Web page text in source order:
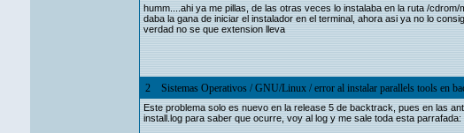
humm....ahi ya me pillas, de las otras veces lo instalaba en la ruta /
daba la gana de iniciar el instalador en el terminal, ahora asi ya no lo
verdad no se que extension lleva
2 Sistemas Operativos /GNU/Linux /error al instalar parallels tools en
Este problema solo es nuevo en la release 5 de backtrack, pues en las
install.log para saber que ocurre, voy al log y me sale toda esta parrafada: